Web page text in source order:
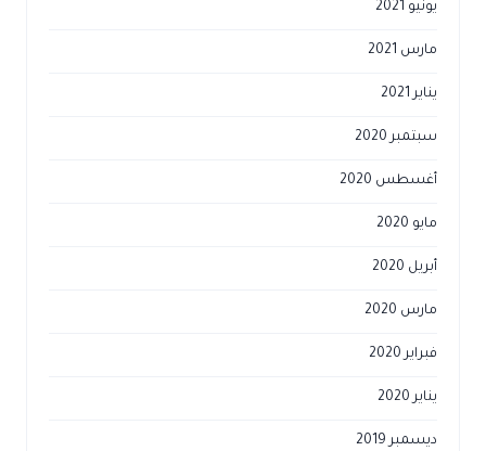
يونيو 2021
مارس 2021
يناير 2021
سبتمبر 2020
أغسطس 2020
مايو 2020
أبريل 2020
مارس 2020
فبراير 2020
يناير 2020
ديسمبر 2019